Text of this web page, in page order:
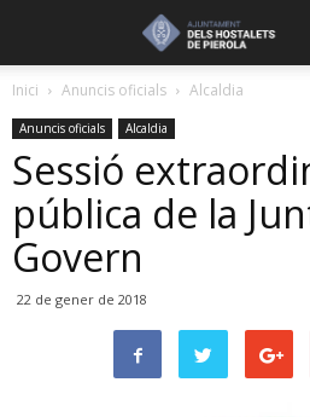
Inici Anuncis oficials Alcaldia
Anuncis oficials Alcaldia
Sessió
pública de la
Govern
22 de gener de 2018